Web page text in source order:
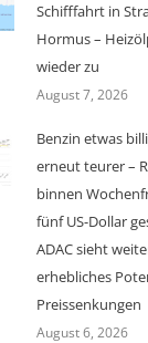
Schifffahrt in
Hormus –
wieder zu
August 7, 2026
Benzin etwas
erneut teurer –
binnen
fünf US-Dollar
ADAC sieht
erhebliches
Preissenkungen
August 6, 2026